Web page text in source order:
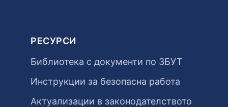
РЕСУРСИ
Библиотека с документи по ЗБУТ
Инструкции за безопасна работа
Актуализации в законодателството